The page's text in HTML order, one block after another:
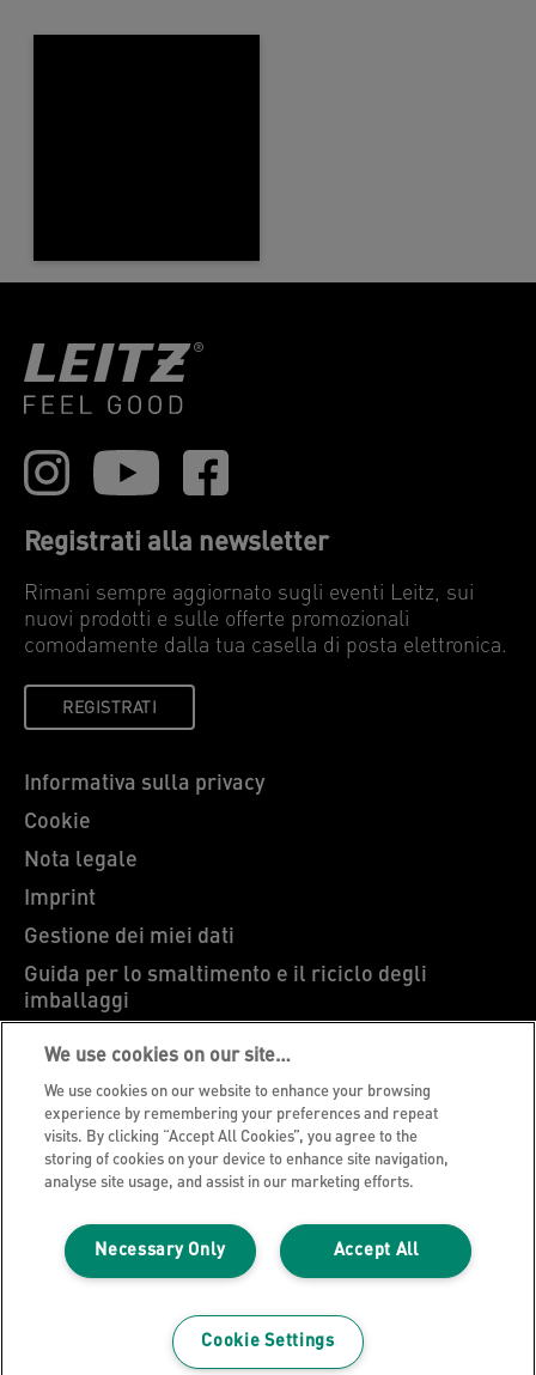
Registrati alla newsletter
Rimani sempre aggiornato sugli eventi Leitz, sui
nuovi prodotti e sulle offerte promozionali
comodamente dalla tua casella di posta elettronica.
REGISTRATI
Informativa sulla privacy
Cookie
Nota legale
Imprint
Gestione dei miei dati
Guida per lo smaltimento e il riciclo degli
imballaggi
Blog Leitz
Carriere
Leitz EasyPrint
Ti serve assistenza?
Condizioni di garanzia
Dichiarazioni di conformità
Mappa del sito
©2026 ACCO Brands
We use cookies on our site…
We use cookies on our website to enhance your browsing
experience by remembering your preferences and repeat
visits. By clicking “Accept All Cookies”, you agree to the
storing of cookies on your device to enhance site navigation,
analyse site usage, and assist in our marketing efforts.
Accept All
Necessary Only
Cookie Settings